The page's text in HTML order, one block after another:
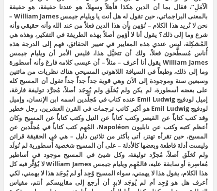
الَأمَلِ”، فقال بما أن الدين هكذا فأهلاً وسهلاً، هو عندنا حقيقة، هو حقيقة
بالمعنى البراجماتي، حين تقول له هل أنت يا ويليام جيمس William James –
نحن لا نُريد هذا الكلام – تُؤمِن بأن هذا الدين فعلاً من عند الله وأنه حقيقي وأنه
شرع وما إلى ذلك؟ يقول أنا لا أُؤمِن أصلاً بهذه الطريقة في التفكير، وهذه هي
المُشكِلة، ليس عندي هذه المعايير في تعيير الحقائق، فهم إلى الدرجة هذه
أُناس مُسطَّحون فعلاً، ولك أن تتخيَّل هذا، فليس الأمر أن ويليام جيمس
William James يقول أنا أعرف – مثلاً – أن عيسى كلامه فارغ وأنه أسطورة
وما إلى ذلك، وطبعاً في السياقة اللاهوتي المسيحي هناك نظريات من مائتين
وسبعين سنة وموجودة إلى الآن وهي قوية جداً جداً جداً تقول أن المسيح كله
على بعضه أسطورة، لم يكن ولم يُخلَق ولم يُوجَد أصلاً، مُجرَّد توليفة فارغة،
إميل لودفيج Emil Ludwig عنده كتاب في مُجلَّدين اسمه ابن الإنسان، وإميل
لودفيج Emil Ludwig هو أكبر كاتب ترجمات في القرن العشرين، رجل خطير
وقد كتب كتاباً عن القيصر وكتب كتاباً عن النيل وكتب كتاباً عن المسيح وكان
أعظم كتبه وكتب عن نابليون Napoléon، المُهِم كتب كتاباً في مُجلَّدين عن
المسيح، حين تقرأه تهتز، أتى بأكثر من ثلاثين دليل – هي في الحقيقة قرائن
وليست أدلة قاطعة وبعضها كالأدلة – على أن المسيح شخصية أُسطورية لم تُولَد
ولم تُخلَق أصلاً، مُجرَّد توليفة، وكل شيئ في المسيح موجود في أساطير
مُعاصِرة أو سابقة عليه، فالمُهِم ويليام جيمس William James لا يُؤثِّر فيه كل
هذا الكلام، يقول هذا لا يهمني، سواء المسيح وُجِد أو لم يُوجَد هذا لا يهمني، لكي
أعرف هل هو وُجِد أم لم يُوجَد لابد أن أرجع إلى مقاييسكم أنتم، مقياس